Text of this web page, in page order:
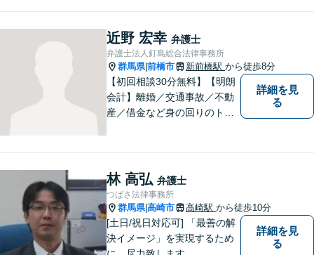
提供して、最大限の利益確保
のお手伝いをします。
近野 宏幸 弁護士
弁護士法人釘島総合法律事務所
群馬県|前橋市 新前橋駅 から徒歩8分
【初回相談30分無料】【明朗
会計】離婚／交通事故／不動
産／借金など身の回りのトラ
くアドバイスを行い、皆さま
のニーズに沿った迅速な解決
を目指します。
詳細を見
る
林 高弘 弁護士
つばさ法律事務所
群馬県|高崎市 高崎駅 から徒歩10分
[土日/祝日対応可] 「最善の解
決イメージ」を実現するため
詳細を見
る